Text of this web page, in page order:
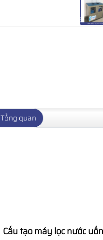
Tổng quan
Cấu tạo máy lọc nước